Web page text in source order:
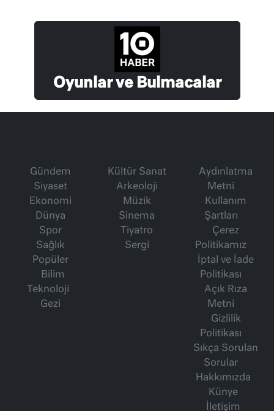
Oyunlar ve Bulmacalar
Gündem
Siyaset
Ekonomi
Dünya
Spor
Sağlık
Popüler
Bilim
Teknoloji
Gezi
Kültür Sanat
Arkeoloji
Müzik
Sinema
Tiyatro
Sergi
Aydınlatma
Metni
Kullanım
Şartları
Çerez
Politikamız
İptal ve İade
Politikası
Açık Rıza
Metni
Gizlilik
Politikası
Sıkça Sorulan
Sorular
Hakkımızda
Künye
İletişim